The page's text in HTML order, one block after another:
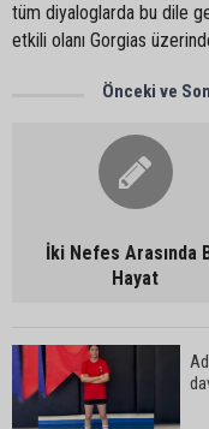
tüm diyaloglarda bu dile
etkili olanı Gorgias
Önceki ve
İki Nefes Arasında
Hayat